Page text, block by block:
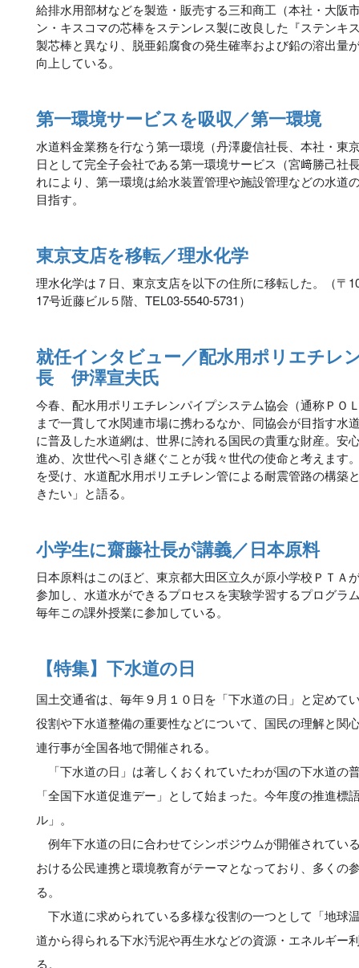
給排水用部材などを製造・販売する三和商工（本社・大阪
ン・キスコマの芯棒をステンレス製に改良した『ステンキ
製芯棒と異なり、脱亜鉛腐食の発生確率および鉛の溶出量
向上している。
第一環境サービスを吸収／第一環境
水道料金業務を行なう第一環境（丹澤慶信社長、本社・東
日として完全子会社である第一環境サービス（宮﨑勝己社
れにより、第一環境は給水装置管理や施設管理などの水道
目指す。
東京支店を移転／理水化学
理水化学は７日、東京支店を以下の住所に移転した。（〒
17号近藤ビル５階、TEL03-5540-5731）
就任インタビュー／配水用ポリエチレ
長 伊澤宣夫氏
今春、配水用ポリエチレンパイプシステム協会（通称ＰＯ
まで一貫して水関連市場に携わるなか、同協会が目指す水
に普及した水道網は、世界に誇れる国民の貴重な財産。安
進め、次世代へ引き継ぐことが我々世代の使命と考えます
を受け、水道配水用ポリエチレン管による耐震管路の構築
きたい」と語る。
小学生に齋藤社長が講義／日本原料
日本原料はこのほど、東京都大田区立久が原小学校ＰＴＡ
参加し、水道水ができるプロセスを実験学習するプログラ
毎年この課外授業に参加している。
【特集】下水道の日
国土交通省は、毎年９月１０日を「下水道の日」と定めて
役割や下水道整備の重要性などについて、国民の理解と関
連行事が全国各地で開催される。
「下水道の日」は著しくおくれていたわが国の下水道の
「全国下水道促進デー」として始まった。今年度の推進
ル」。
例年下水道の日に合わせてシンポジウムが開催されてい
おける公民連携と環境教育がテーマとなっており、多くの
る。
下水道に求められている多様な役割の一つとして「地球
道から得られる下水汚泥や再生水などの資源・エネルギー
る。